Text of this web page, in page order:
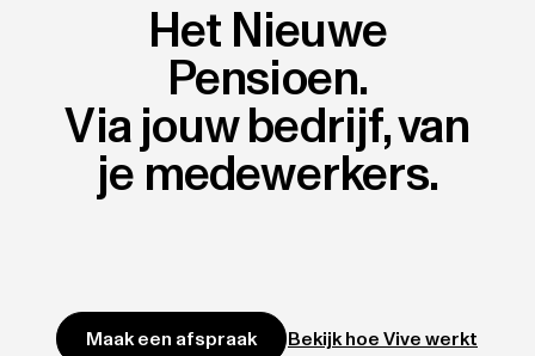
Het Nieuwe
Pensioen.
Via jouw bedrijf, van
je medewerkers.
Maak een afspraak Bekijk hoe Vive werkt